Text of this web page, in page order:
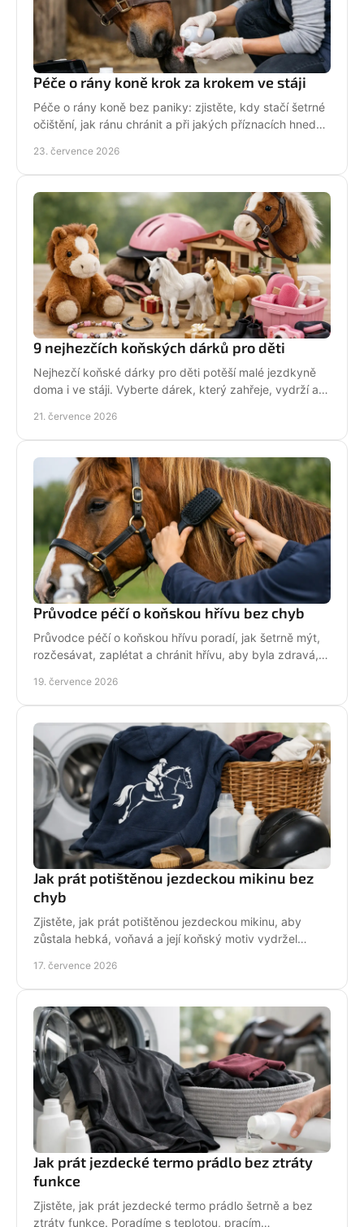
Péče o rány koně krok za krokem ve stáji
Péče o rány koně bez paniky: zjistěte, kdy stačí šetrné
očištění, jak ránu chránit a při jakých příznacích hned
23. července 2026
9 nejhezčích koňských dárků pro děti
Nejhezčí koňské dárky pro děti potěší malé jezdkyně
doma i ve stáji. Vyberte dárek, který zahřeje, vydrží a
21. července 2026
Průvodce péčí o koňskou hřívu bez chyb
Průvodce péčí o koňskou hřívu poradí, jak šetrně mýt,
rozčesávat, zaplétat a chránit hřívu, aby byla zdravá,
19. července 2026
Jak prát potištěnou jezdeckou mikinu bez
chyb
Zjistěte, jak prát potištěnou jezdeckou mikinu, aby
zůstala hebká, voňavá a její koňský motiv vydržel
17. července 2026
Jak prát jezdecké termo prádlo bez ztráty
funkce
Zjistěte, jak prát jezdecké termo prádlo šetrně a bez
ztráty funkce. Poradíme s teplotou, pracím